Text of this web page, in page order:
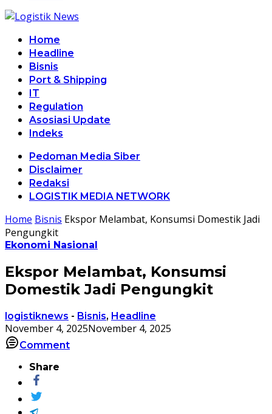
Home
Headline
Bisnis
Port & Shipping
IT
Regulation
Asosiasi Update
Indeks
Pedoman Media Siber
Disclaimer
Redaksi
LOGISTIK MEDIA NETWORK
Home Bisnis Ekspor Melambat, Konsumsi Domestik Jadi
Pengungkit
Ekonomi Nasional
Ekspor Melambat, Konsumsi
Domestik Jadi Pengungkit
logistiknews - Bisnis, Headline
November 4, 2025November 4, 2025
Comment
Share